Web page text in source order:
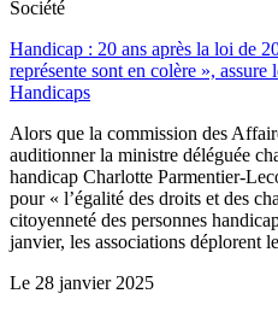
Société
Handicap : 20 ans après la loi de
représente sont en colère »,
Handicaps
Alors que la commission des
auditionner la ministre déléguée
handicap Charlotte Parmentier-
pour « l’égalité des droits et des
citoyenneté des personnes
janvier, les associations déplorent
Le 28 janvier 2025